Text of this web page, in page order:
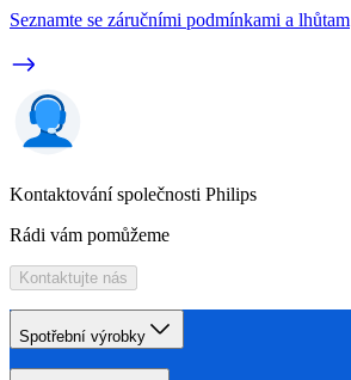
Seznamte se záručními podmínkami a lhůtam
Kontaktování společnosti Philips
Rádi vám pomůžeme
Kontaktujte nás
Spotřební výrobky